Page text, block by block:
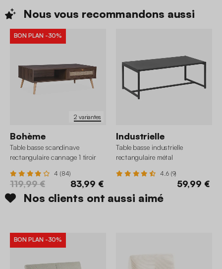
Nous vous recommandons aussi
2 variantes
BON PLAN -30%
Bohème
Table basse scandinave
rectangulaire cannage 1 tiroir
4 (84)
119,99 € 83,99 €
Industrielle
Table basse industrielle
rectangulaire métal
4.6 (9)
59,99 €
Nos clients ont aussi aimé
BON PLAN -30%